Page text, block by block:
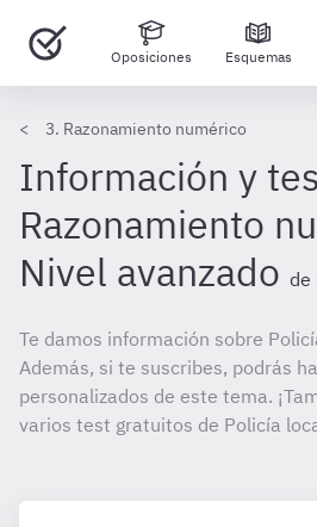
Oposiciones Esquemas
3. Razonamiento numérico
Información y
Razonamiento
Nivel avanzado de
Te damos información sobre
Además, si te suscribes, podrás
personalizados de este tema.
varios test gratuitos de Policía